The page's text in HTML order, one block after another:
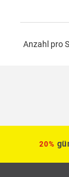
Anzahl pro
20%